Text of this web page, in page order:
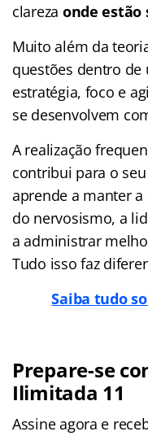
clareza onde estão
Muito além da
questões dentro
estratégia, foco e
se desenvolvem
A realização
contribui para o seu
aprende a manter
do nervosismo, a
a administrar
Tudo isso faz
Saiba tudo
Prepare-se
Ilimitada 11
Assine agora e